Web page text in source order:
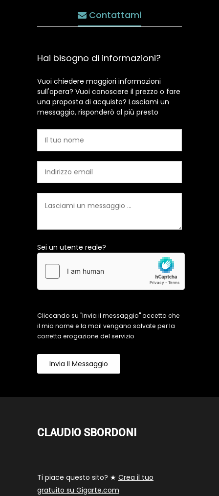
Contattami
Hai bisogno di informazioni?
Vuoi chiedere maggiori informazioni
sull'opera? Vuoi conoscere il prezzo o fare
una proposta di acquisto? Lasciami un
messaggio, risponderò al più presto
Sei un utente reale?
Cliccando su "Invia il messaggio" accetto che
il mio nome e la mail vengano salvate per la
corretta erogazione del servizio
Invia Il Messaggio
CLAUDIO SBORDONI
Ti piace questo sito? ★ Crea il tuo
gratuito su Gigarte.com